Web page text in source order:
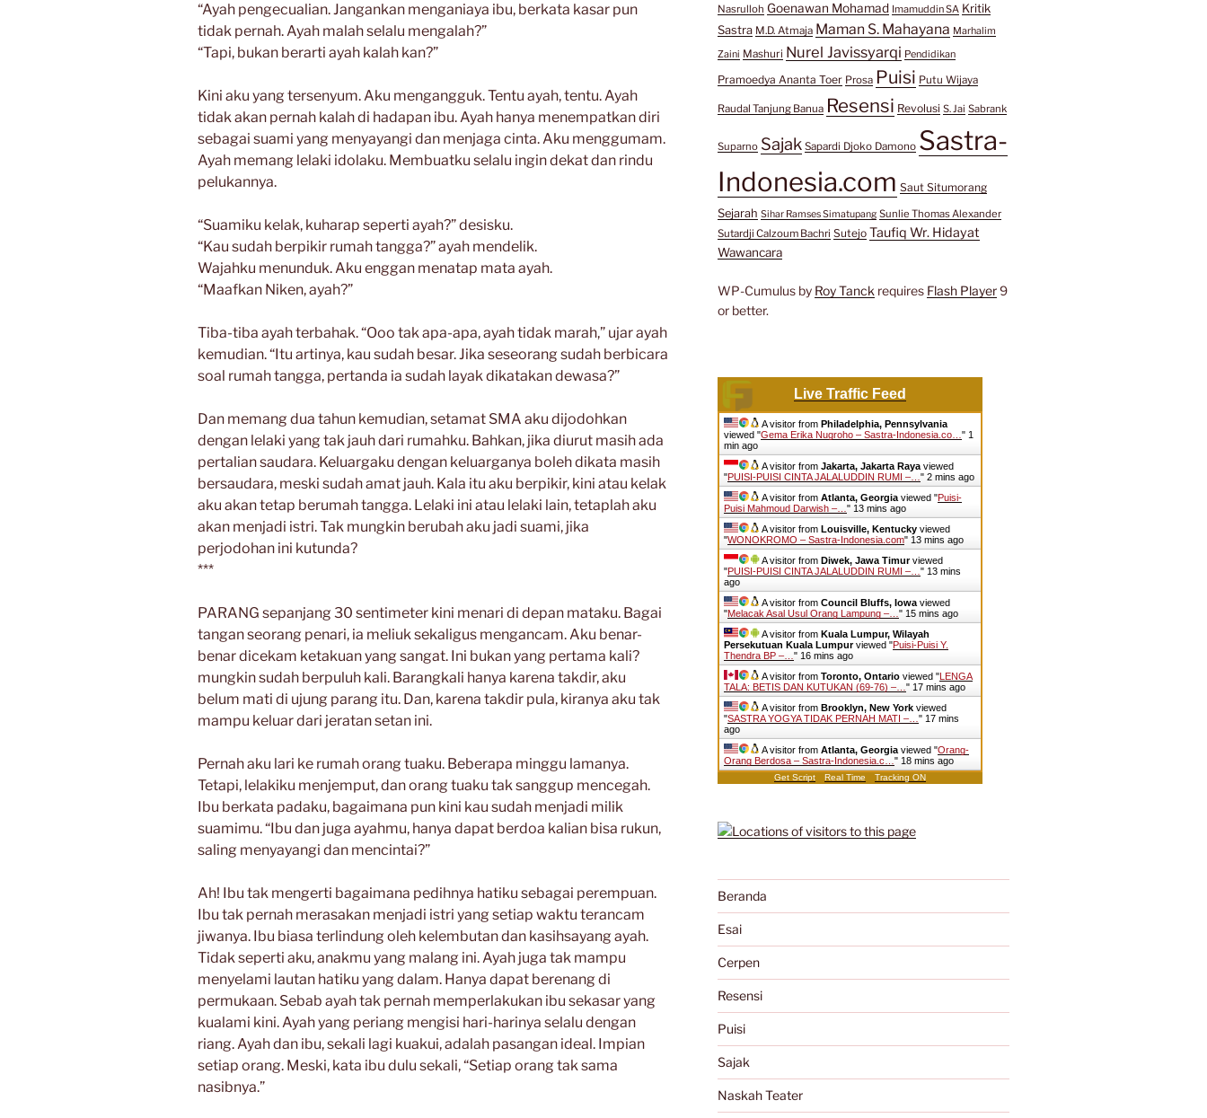
“Ayah pengecualian. Jangankan menganiaya ibu, berkata kasar pun
tidak pernah. Ayah malah selalu mengalah?”
“Tapi, bukan berarti ayah kalah kan?”
Kini aku yang tersenyum. Aku mengangguk. Tentu ayah, tentu. Ayah
tidak akan pernah kalah di hadapan ibu. Ayah hanya menempatkan diri
sebagai suami yang menyayangi dan menjaga cinta. Aku menggumam.
Ayah memang lelaki idolaku. Membuatku selalu ingin dekat dan rindu
pelukannya.
“Suamiku kelak, kuharap seperti ayah?” desisku.
“Kau sudah berpikir rumah tangga?” ayah mendelik.
Wajahku menunduk. Aku enggan menatap mata ayah.
“Maafkan Niken, ayah?”
Tiba-tiba ayah terbahak. “Ooo tak apa-apa, ayah tidak marah,” ujar ayah
kemudian. “Itu artinya, kau sudah besar. Jika seseorang sudah berbicara
soal rumah tangga, pertanda ia sudah layak dikatakan dewasa?”
Dan memang dua tahun kemudian, setamat SMA aku dijodohkan
dengan lelaki yang tak jauh dari rumahku. Bahkan, jika diurut masih ada
pertalian saudara. Keluargaku dengan keluarganya boleh dikata masih
bersaudara, meski sudah amat jauh. Kala itu aku berpikir, kini atau kelak
aku akan tetap berumah tangga. Lelaki ini atau lelaki lain, tetaplah aku
akan menjadi istri. Tak mungkin berubah aku jadi suami, jika
perjodohan ini kutunda?
***
PARANG sepanjang 30 sentimeter kini menari di depan mataku. Bagai
tangan seorang penari, ia meliuk sekaligus mengancam. Aku benar-
benar dicekam ketakuan yang sangat. Ini bukan yang pertama kali?
mungkin sudah berpuluh kali. Barangkali hanya karena takdir, aku
belum mati di ujung parang itu. Dan, karena takdir pula, kiranya aku tak
mampu keluar dari jeratan setan ini.
Pernah aku lari ke rumah orang tuaku. Beberapa minggu lamanya.
Tetapi, lelakiku menjemput, dan orang tuaku tak sanggup mencegah.
Ibu berkata padaku, bagaimana pun kini kau sudah menjadi milik
suamimu. “Ibu dan juga ayahmu, hanya dapat berdoa kalian bisa rukun,
saling menyayangi dan mencintai?”
Ah! Ibu tak mengerti bagaimana pedihnya hatiku sebagai perempuan.
Ibu tak pernah merasakan menjadi istri yang setiap waktu terancam
jiwanya. Ibu biasa terlindung oleh kelembutan dan kasihsayang ayah.
Tidak seperti aku, anakmu yang malang ini. Ayah juga tak mampu
menyelami lautan hatiku yang dalam. Hanya dapat berenang di
permukaan. Sebab ayah tak pernah memperlakukan ibu sekasar yang
kualami kini. Ayah yang periang mengisi hari-harinya selalu dengan
riang. Ayah dan ibu, sekali lagi kuakui, adalah pasangan ideal. Impian
setiap orang. Meski, kata ibu dulu sekali, “Setiap orang tak sama
nasibnya.”
Nasrulloh Goenawan Mohamad Imamuddin SA Kritik
Sastra M.D. Atmaja Maman S. Mahayana Marhalim
Zaini Mashuri Nurel Javissyarqi Pendidikan
Pramoedya Ananta Toer Prosa Puisi Putu Wijaya
Raudal Tanjung Banua Resensi Revolusi S. Jai Sabrank
Suparno Sajak Sapardi Djoko Damono Sastra-
Indonesia.com Saut Situmorang
Sejarah Sihar Ramses Simatupang Sunlie Thomas Alexander
Sutardji Calzoum Bachri Sutejo Taufiq Wr. Hidayat
Wawancara
WP-Cumulus by Roy Tanck requires Flash Player9
or better.
Live Traffic Feed
A visitor from Philadelphia, Pennsylvania
viewed "Gema Erika Nugroho – Sastra-Indonesia.co… " 1
min ago
A visitor from Jakarta, Jakarta Rayaviewed
"PUISI-PUISI CINTA JALALUDDIN RUMI –… " 2 mins ago
A visitor from Atlanta, Georgiaviewed "Puisi-
Puisi Mahmoud Darwish –… " 13 mins ago
A visitor from Louisville, Kentuckyviewed
"WONOKROMO – Sastra-Indonesia.com" 13 mins ago
A visitor from Diwek, Jawa Timurviewed
"PUISI-PUISI CINTA JALALUDDIN RUMI –… " 13 mins
ago
A visitor from Council Bluffs, Iowaviewed
"Melacak Asal Usul Orang Lampung –… " 15 mins ago
A visitor from Kuala Lumpur, Wilayah
Persekutuan Kuala Lumpurviewed "Puisi-Puisi Y.
Thendra BP –… " 16 mins ago
A visitor from Toronto, Ontarioviewed "LENGA
TALA: BETIS DAN KUTUKAN (69-76) –… " 17 mins ago
A visitor from Brooklyn, New Yorkviewed
"SASTRA YOGYA TIDAK PERNAH MATI –… " 17 mins
ago
A visitor from Atlanta, Georgiaviewed "Orang-
Orang Berdosa – Sastra-Indonesia.c… " 18 mins ago
Get Script Real Time Tracking ON
Beranda
Esai
Cerpen
Resensi
Puisi
Sajak
Naskah Teater